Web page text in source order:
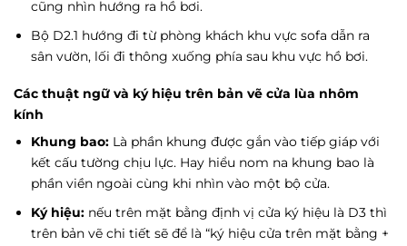
cũng nhìn hướng ra hồ bơi.
Bộ D2.1 hướng đi từ phòng khách khu vực sofa dẫn ra
sân vườn, lối đi thông xuống phía sau khu vực hồ bơi.
Các thuật ngữ và ký hiệu trên bản vẽ cửa lùa nhôm
kính
Khung bao:Là phần khung được gắn vào tiếp giáp với
kết cấu tường chịu lực. Hay hiểu nom na khung bao là
phần viền ngoài cùng khi nhìn vào một bộ cửa.
Ký hiệu:nếu trên mặt bằng định vị cửa ký hiệu là D3 thì
trên bản vẽ chi tiết sẽ để là “ký hiệu cửa trên mặt bằng +